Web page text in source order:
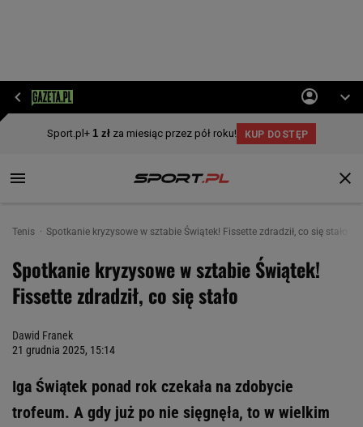
Tenis Spotkanie kryzysowe w sztabie Świątek! Fissette zdradził, co się stało
Spotkanie kryzysowe w sztabie Świątek!
Fissette zdradził, co się stało
Dawid Franek
21 grudnia 2025, 15:14
Iga Świątek ponad rok czekała na zdobycie
trofeum. A gdy już po nie sięgnęła, to w wielkim